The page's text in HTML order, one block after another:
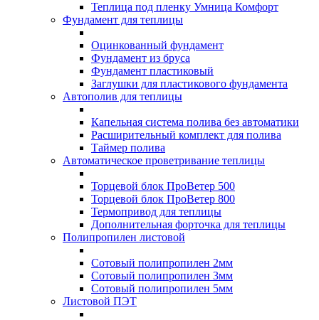
Теплица под пленку Умница Комфорт
Фундамент для теплицы
Оцинкованный фундамент
Фундамент из бруса
Фундамент пластиковый
Заглушки для пластикового фундамента
Автополив для теплицы
Капельная система полива без автоматики
Расширительный комплект для полива
Таймер полива
Автоматическое проветривание теплицы
Торцевой блок ПроВетер 500
Торцевой блок ПроВетер 800
Термопривод для теплицы
Дополнительная форточка для теплицы
Полипропилен листовой
Сотовый полипропилен 2мм
Сотовый полипропилен 3мм
Сотовый полипропилен 5мм
Листовой ПЭТ